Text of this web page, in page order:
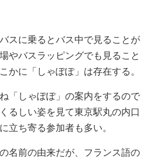
スに乗るとバス中で見ることが
やバスラッピングでも見ること
かに「しゃぽぽ」は存在する。
「しゃぽぽ」の案内をするので
るしい姿を見て東京駅丸の内口
立ち寄る参加者も多い。
名前の由来だが、フランス語の